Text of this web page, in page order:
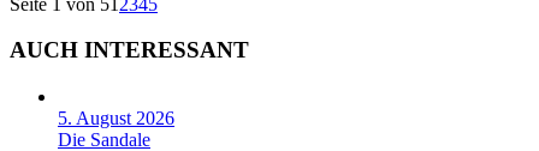
AUCH INTERESSANT
5. August 2026
Die Sandale